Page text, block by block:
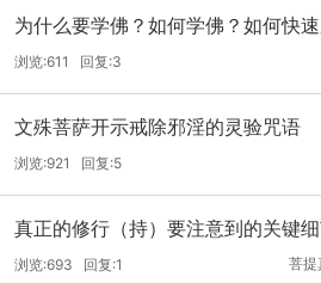
为什么要学佛？如何学佛？如何快
浏览:611 回复:3
文殊菩萨开示戒除邪淫的灵验咒语
浏览:921 回复:5
真正的修行（持）要注意到的关键
菩
浏览:693 回复:1